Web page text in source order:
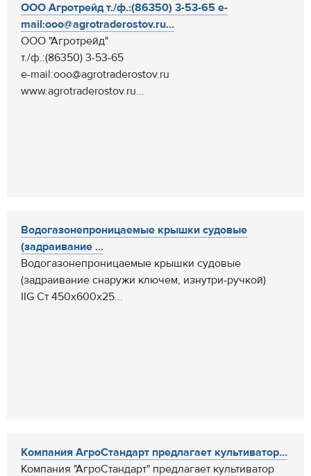
ООО Агротрейд т./ф.:(86350) 3-53-65 e-
mail:ooo@agrotraderostov.ru...
ООО "Агротрейд"
т./ф.:(86350) 3-53-65
e-mail:ooo@agrotraderostov.ru
www.agrotraderostov.ru...
Водогазонепроницаемые крышки судовые
(задраивание ...
Водогазонепроницаемые крышки судовые
(задраивание снаружи ключем, изнутри-ручкой)
IIG Ст 450х600х25...
Компания АгроСтандарт предлагает культиватор...
Компания "АгроСтандарт" предлагает культиватор